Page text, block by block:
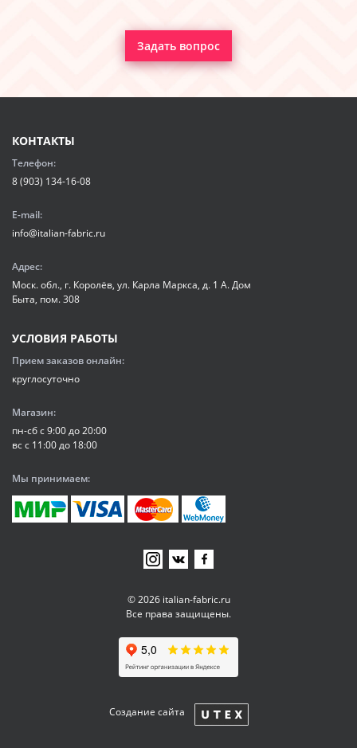
Задать вопрос
© 2026 italian-fabric.ru
Все права защищены.
Создание сайта
КОНТАКТЫ
Телефон:
8 (903) 134-16-08
E-mail:
info@italian-fabric.ru
Адрес:
Моск. обл., г. Королёв, ул. Карла Маркса, д. 1 А. Дом
Быта, пом. 308
УСЛОВИЯ РАБОТЫ
Прием заказов онлайн:
круглосуточно
Магазин:
пн-сб с 9:00 до 20:00
вс с 11:00 до 18:00
Мы принимаем: